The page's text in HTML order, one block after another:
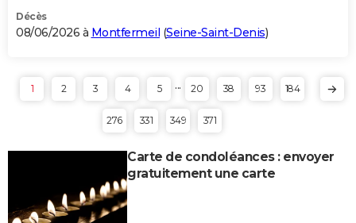
Décès
08/06/2026 à Montfermeil (Seine-Saint-Denis)
1 2 3 4 5 ... 20 38 93 184
276 331 349 371
Carte de condoléances : envoyer
gratuitement une carte